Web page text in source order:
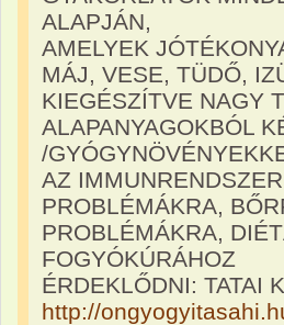
ALAPJÁN,
AMELYEK
MÁJ, VESE, TÜDŐ,
KIEGÉSZÍTVE NAGY
ALAPANYAGOKBÓL
/
AZ
PROBLÉMÁKRA,
PROBLÉMÁKRA,
FOGYÓKÚRÁHOZ
ÉRDEKLŐDNI: TATAI
http://